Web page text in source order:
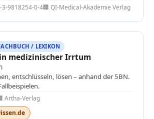
3-9818254-0-4🏢 QI-Medical-Akademie Verlag
/ LEXIKON
medizinischer Irrtum
entschlüsseln, lösen – anhand der 5BN.
Artha-Verlag